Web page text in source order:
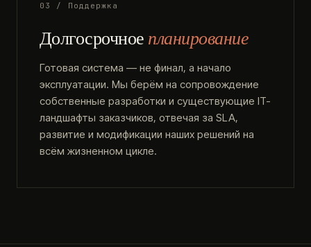
03 / Поддержка
Долгосрочное планирование
Готовая система — не финал, а начало
эксплуатации. Мы берём на сопровождение
собственные разработки и существующие IT-
ландшафты заказчиков, отвечая за SLA,
развитие и модификации наших решений на
всём жизненном цикле.